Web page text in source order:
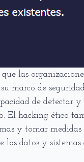
las
marco de
de detectar
El hacking ético
y tomar
los datos y